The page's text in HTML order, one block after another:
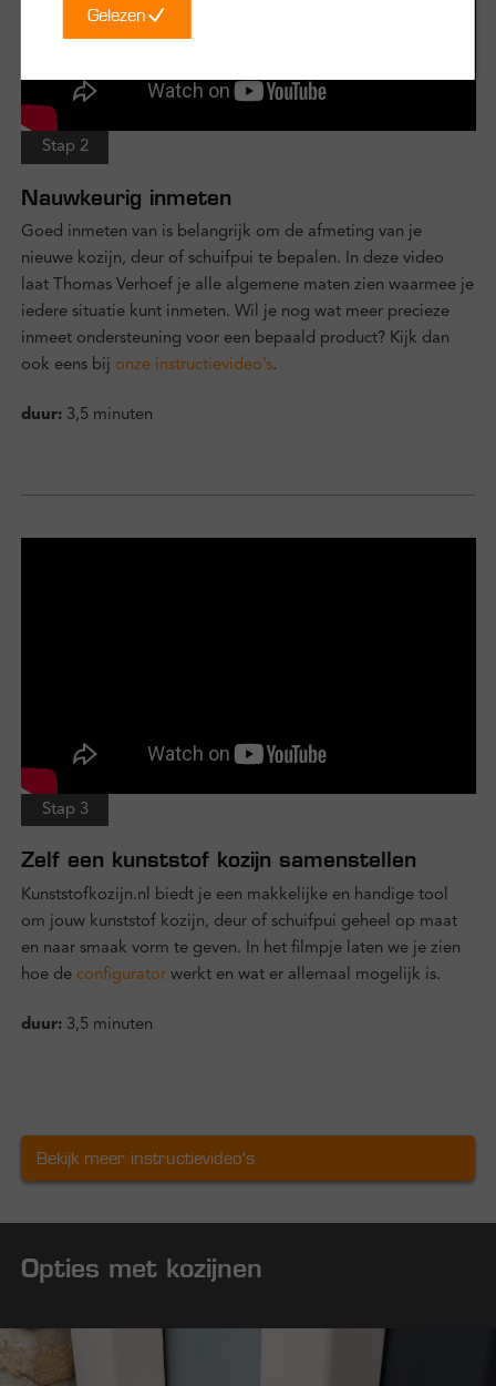
Stap 2
Nauwkeurig inmeten
Goed inmeten van is belangrijk om de afmeting van je
nieuwe kozijn, deur of schuifpui te bepalen. In deze video
laat Thomas Verhoef je alle algemene maten zien waarmee je
iedere situatie kunt inmeten. Wil je nog wat meer precieze
inmeet ondersteuning voor een bepaald product? Kijk dan
ook eens bij onze instructievideo’s.
duur:3,5 minuten
Stap 3
Zelf een kunststof kozijn samenstellen
Kunststofkozijn.nl biedt je een makkelijke en handige tool
om jouw kunststof kozijn, deur of schuifpui geheel op maat
en naar smaak vorm te geven. In het filmpje laten we je zien
hoe de configuratorwerkt en wat er allemaal mogelijk is.
duur:3,5 minuten
Bekijk meer instructievideo's
Opties met kozijnen
Gelezen